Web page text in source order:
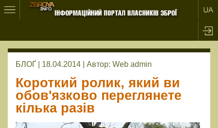
БЛОҐ | 18.04.2014 | Автор: Web admin
Короткий ролик, який ви
обов'язково переглянете
кілька разів